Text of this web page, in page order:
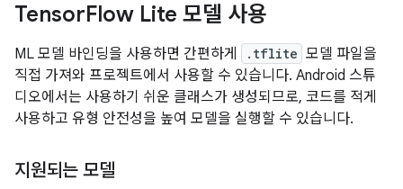
TensorFlow Lite 모델 사용
ML 모델 바인딩을 사용하면 간편하게 .tflite 모델 파일을
직접 가져와 프로젝트에서 사용할 수 있습니다. Android 스튜
디오에서는 사용하기 쉬운 클래스가 생성되므로, 코드를 적게
사용하고 유형 안전성을 높여 모델을 실행할 수 있습니다.
지원되는 모델